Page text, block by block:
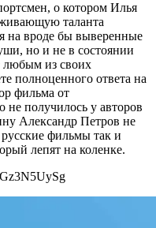
о котором Илья
таланта
на вроде бы выверенные
но и не в состоянии
любым из своих
полноценного ответа на
фильма от
не получилось у авторов
Александр Петров не
фильмы так и
лепят на коленке.